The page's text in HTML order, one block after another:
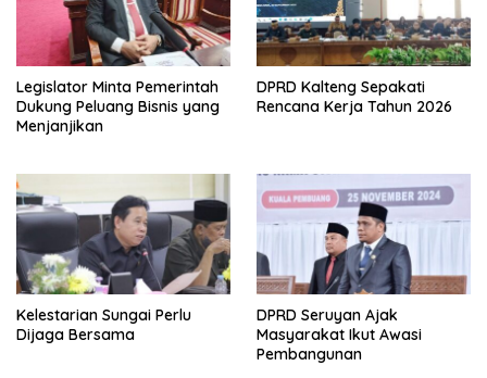
Legislator Minta Pemerintah
Dukung Peluang Bisnis yang
Menjanjikan
DPRD Kalteng Sepakati
Rencana Kerja Tahun 2026
Kelestarian Sungai Perlu
Dijaga Bersama
DPRD Seruyan Ajak
Masyarakat Ikut Awasi
Pembangunan